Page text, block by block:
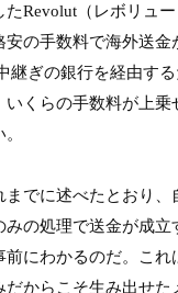
Revolut（レボリュ
安の手数料で海外送金
継ぎの銀行を経由す
くらの手数料が上乗
までに述べたとおり
の処理で送金が成立
にわかるのだ。これ
からこそ生み出せた